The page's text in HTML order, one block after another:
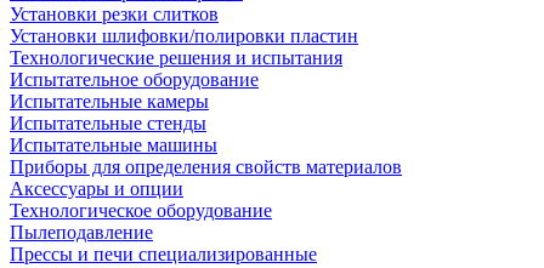
Установки резки слитков
Установки шлифовки/полировки пластин
Технологические решения и испытания
Испытательное оборудование
Испытательные камеры
Испытательные стенды
Испытательные машины
Приборы для определения свойств материалов
Аксессуары и опции
Технологическое оборудование
Пылеподавление
Прессы и печи специализированные